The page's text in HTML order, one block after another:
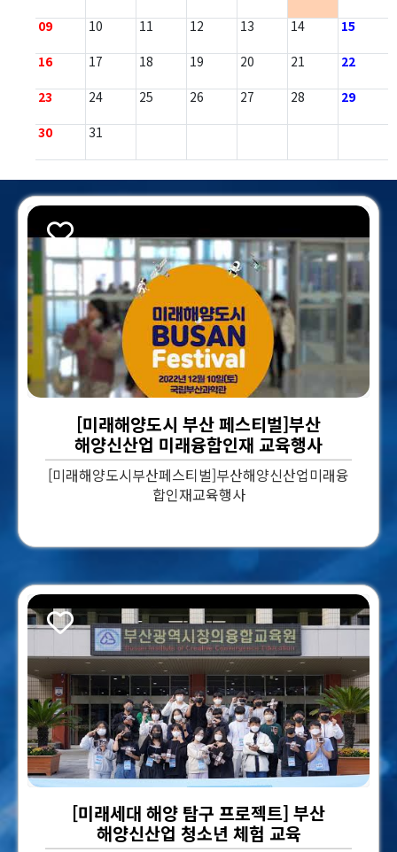
09
10 11 12 13 14
15
16
17 18 19 20 21
22
23
24 25 26 27 28
29
30
31
스크랩
[미래해양도시 부산 페스티벌]부산
해양신산업 미래융합인재 교육행사
[미래해양도시부산페스티벌]부산해양신산업미래융
합인재교육행사
스크랩
[미래세대 해양 탐구 프로젝트] 부산
해양신산업 청소년 체험 교육